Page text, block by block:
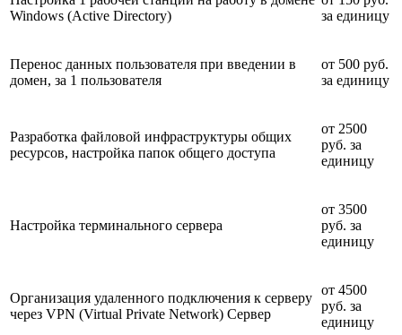
Windows (Active Directory)
за единицу
Перенос данных пользователя при введении в
домен, за 1 пользователя
от 500 руб.
за единицу
Разработка файловой инфраструктуры общих
ресурсов, настройка папок общего доступа
от 2500
руб. за
единицу
Настройка терминального сервера
от 3500
руб. за
единицу
Организация удаленного подключения к серверу
через VPN (Virtual Private Network) Сервер
от 4500
руб. за
единицу